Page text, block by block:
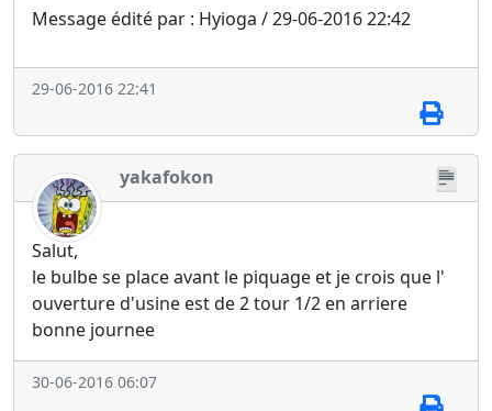
Message édité par : Hyioga / 29-06-2016 22:42
29-06-2016 22:41
yakafokon
Salut,
le bulbe se place avant le piquage et je crois que l'
ouverture d'usine est de 2 tour 1/2 en arriere
bonne journee
30-06-2016 06:07